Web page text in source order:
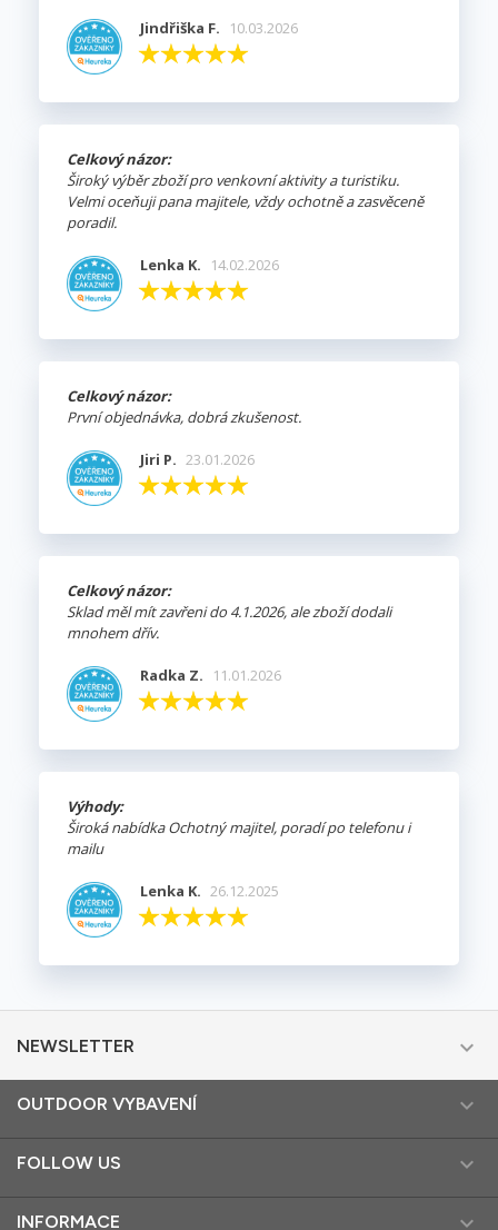
Jindřiška F. 10.03.2026
Celkový názor:
Široký výběr zboží pro venkovní aktivity a turistiku.
Velmi oceňuji pana majitele, vždy ochotně a zasvěceně
poradil.
Lenka K. 14.02.2026
Celkový názor:
První objednávka, dobrá zkušenost.
Jiri P. 23.01.2026
Celkový názor:
Sklad měl mít zavřeni do 4.1.2026, ale zboží dodali
mnohem dřív.
Radka Z. 11.01.2026
Výhody:
Široká nabídka Ochotný majitel, poradí po telefonu i
mailu
Lenka K. 26.12.2025
NEWSLETTER 
OUTDOOR VYBAVENÍ 
FOLLOW US 
INFORMACE 